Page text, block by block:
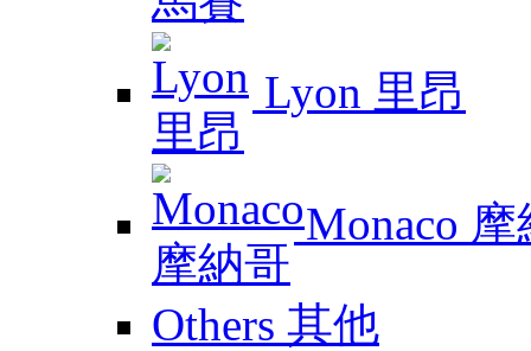
Lyon 里昂
Monaco 摩
Others 其他